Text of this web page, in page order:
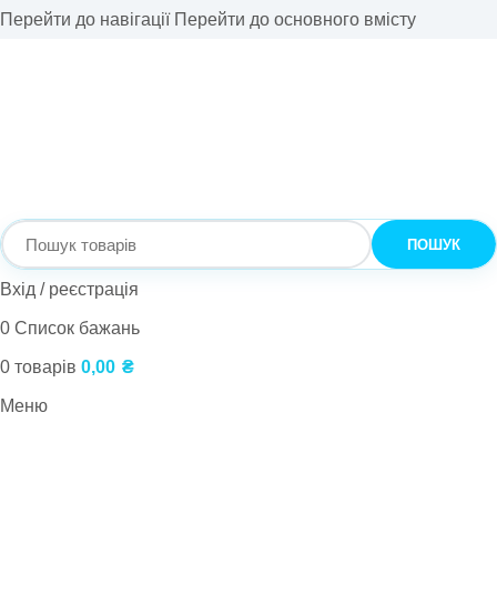
Перейти до навігації Перейти до основного вмісту
ПОШУК
Вхід / реєстрація
0 Список бажань
0 товарів 0,00 ₴
Меню